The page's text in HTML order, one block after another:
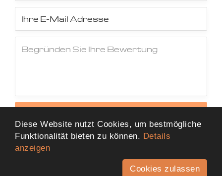
Diese Website nutzt Cookies, um bestmögliche
Funktionalität bieten zu können. Details
anzeigen
Cookies zulassen